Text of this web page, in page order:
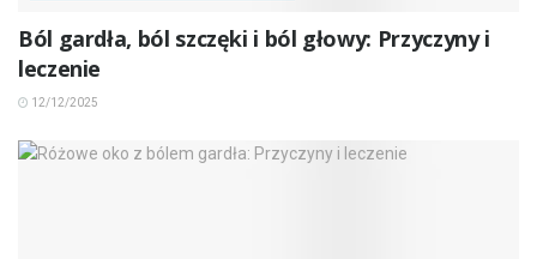
Ból gardła, ból szczęki i ból głowy: Przyczyny i
leczenie
12/12/2025